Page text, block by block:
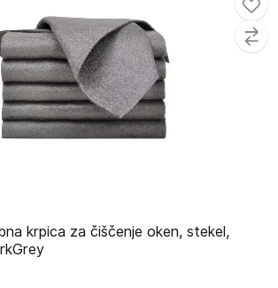
krpica za čiščenje oken, stekel,